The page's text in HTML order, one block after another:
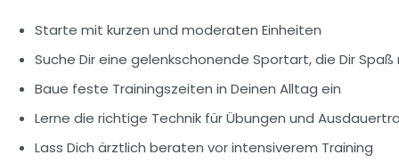
Starte mit kurzen und moderaten Einheiten
Suche Dir eine gelenkschonende Sportart, die Dir
Baue feste Trainingszeiten in Deinen Alltag ein
Lerne die richtige Technik für Übungen und
Lass Dich ärztlich beraten vor intensiverem Training